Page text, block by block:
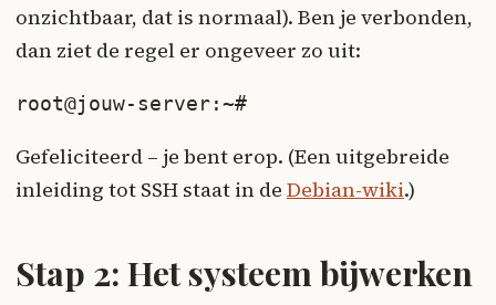
onzichtbaar, dat is normaal). Ben je verbonden,
dan ziet de regel er ongeveer zo uit:
root@jouw-server:~#
Gefeliciteerd – je bent erop. (Een uitgebreide
inleiding tot SSH staat in de Debian-wiki.)
Stap 2: Het systeem bijwerken